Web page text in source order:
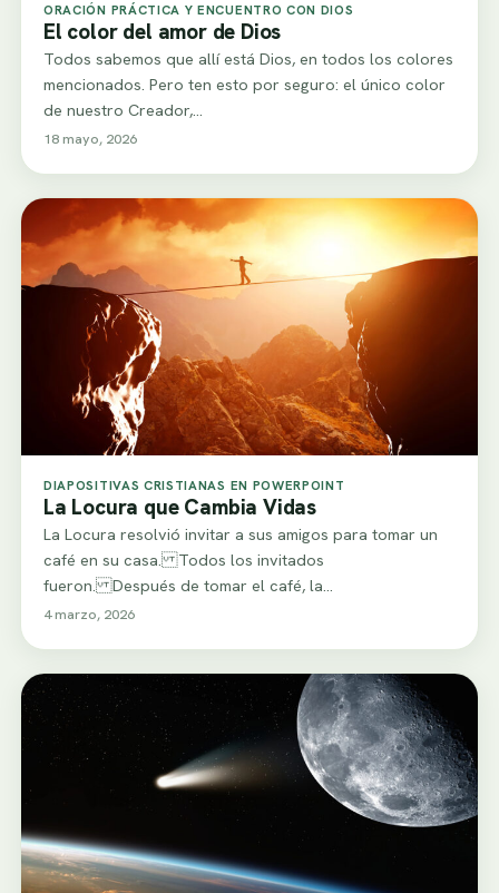
ORACIÓN PRÁCTICA Y ENCUENTRO CON DIOS
El color del amor de Dios
Todos sabemos que allí está Dios, en todos los colores
mencionados. Pero ten esto por seguro: el único color
de nuestro Creador,…
18 mayo, 2026
DIAPOSITIVAS CRISTIANAS EN POWERPOINT
La Locura que Cambia Vidas
La Locura resolvió invitar a sus amigos para tomar un
café en su casa. Todos los invitados
fueron. Después de tomar el café, la…
4 marzo, 2026